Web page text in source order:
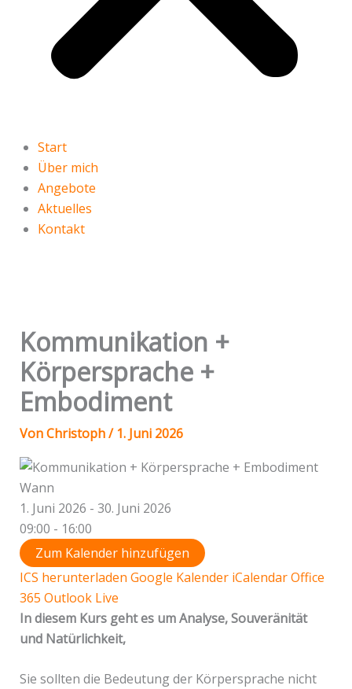
Start
Über mich
Angebote
Aktuelles
Kontakt
Kommunikation +
Körpersprache +
Embodiment
VonChristoph/1. Juni 2026
Wann
1. Juni 2026 - 30. Juni 2026
09:00 - 16:00
Zum Kalender hinzufügen
ICS herunterladen Google Kalender iCalendarOffice
365 Outlook Live
In diesem Kurs geht es um Analyse, Souveränität
und Natürlichkeit,
Sie sollten die Bedeutung der Körpersprache nicht